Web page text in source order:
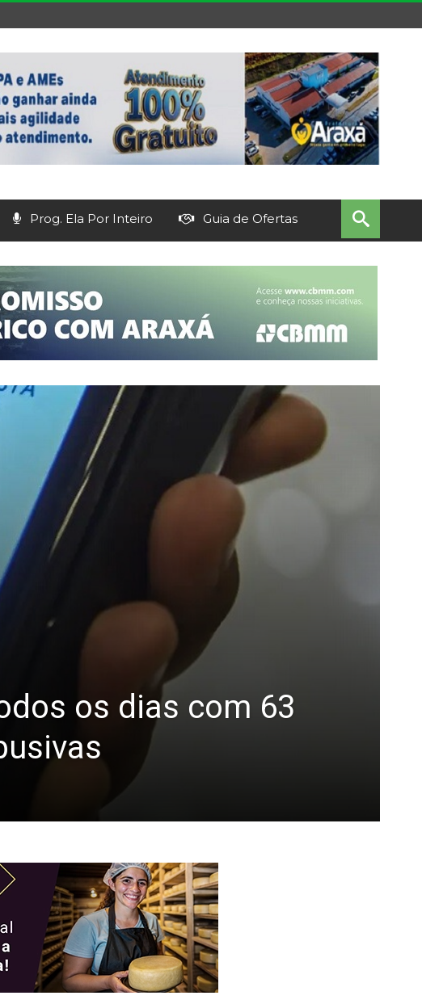
Prog. Ela Por Inteiro Guia de Ofertas
os dias com 63